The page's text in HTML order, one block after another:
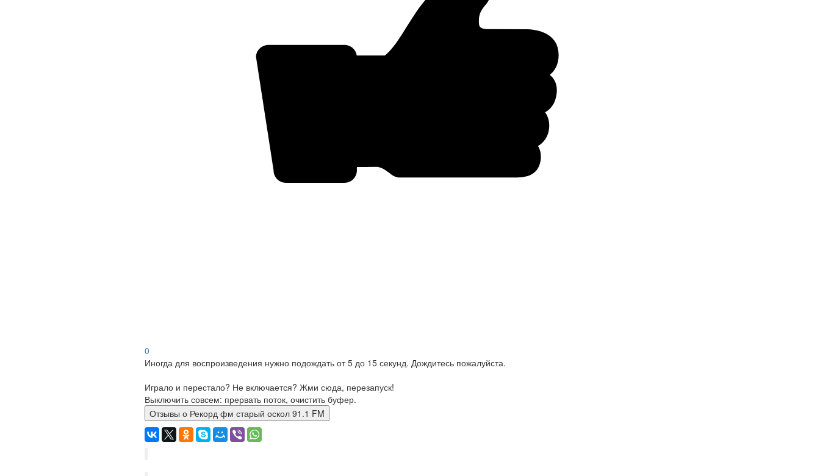
0
Иногда для воспроизведения нужно подождать от 5 до 15 секунд. Дождитесь пожалуйста.
Играло и перестало? Не включается? Жми сюда, перезапуск!
Выключить совсем: прервать поток, очистить буфер.
Отзывы о Рекорд фм старый оскол 91.1 FM